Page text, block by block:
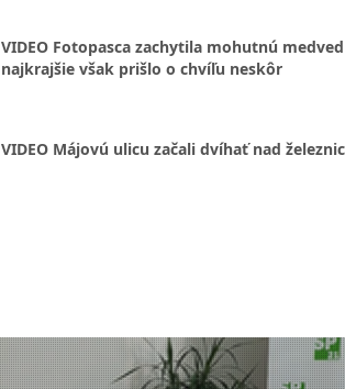
VIDEO Fotopasca zachytila mohutnú
najkrajšie však prišlo o chvíľu neskôr
VIDEO Májovú ulicu začali dvíhať nad